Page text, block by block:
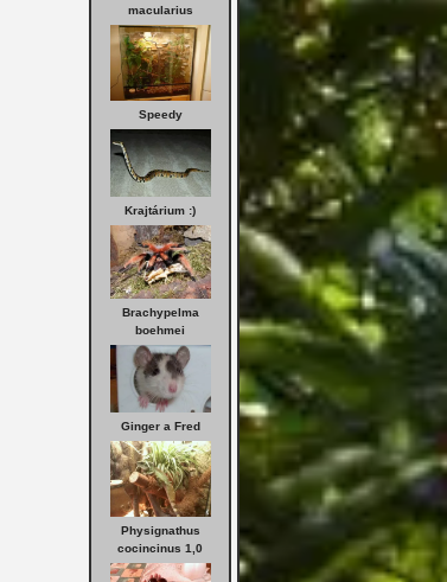
macularius
Speedy
Krajtárium :)
Brachypelma
boehmei
Ginger a Fred
Physignathus
cocincinus 1,0